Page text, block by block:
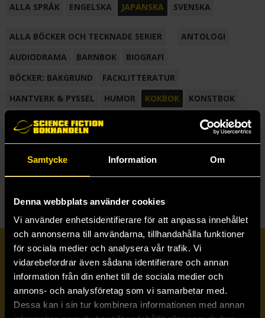
Samtycke Information Om
Denna webbplats använder cookies
Vi använder enhetsidentifierare för att anpassa innehållet
och annonserna till användarna, tillhandahålla funktioner
för sociala medier och analysera vår trafik. Vi
vidarebefordrar även sådana identifierare och annan
information från din enhet till de sociala medier och
annons- och analysföretag som vi samarbetar med.
Dessa kan i sin tur kombinera informationen med annan
ALLA SPRÅK ENGELSKA JAPANSKA SVENSKA
ALLA BÖCKER OCH TECKNADE SERIER
ANTOLOGI
AUDIODRAMA
BARNBOK
BIOGRAFI
BÖCKER: BAKGRUND
FACKLITTERATUR
HANTVERK & PYSSEL
HUMOR KOKBOK
KONSTBOK
KORTROMAN
LÄROBOK
NOVELL
SAMLINGSVOLYM
TECKNA & MÅLA TECKNAD SERIE
Prenumerera på vårt nyhetsbrev
Veckobrevet